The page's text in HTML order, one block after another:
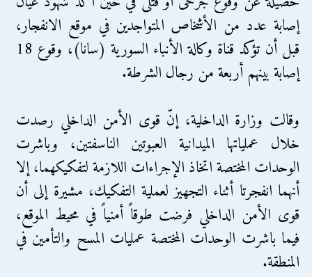
إصابة عدد من الأشخاص المتواجدين في موقع الانفجار،
قبل أن تؤكد قناة وكالة الأنباء السورية (سانا)، وقوع 18
إصابة بينهم أربعة من رجال الشرطة.
وقالت وزارة الداخلية، إنّ قوى الأمن الداخلي رصدت
خلال عملياتها الميدانية العبوتين الناسفتين، وباشرت
الوحدات المختصة اتخاذ الإجراءات اللازمة لتفكيكهما، إلا
أنهما انفجرتا أثناء التجهيز لعملية التفكيك، مشيرة إلى أن
قوى الأمن الداخلي فرضت طوقاً أمنياً في محيط الموقع،
فيما باشرت الوحدات المختصة عمليات المسح والتأمين في
المنطقة.